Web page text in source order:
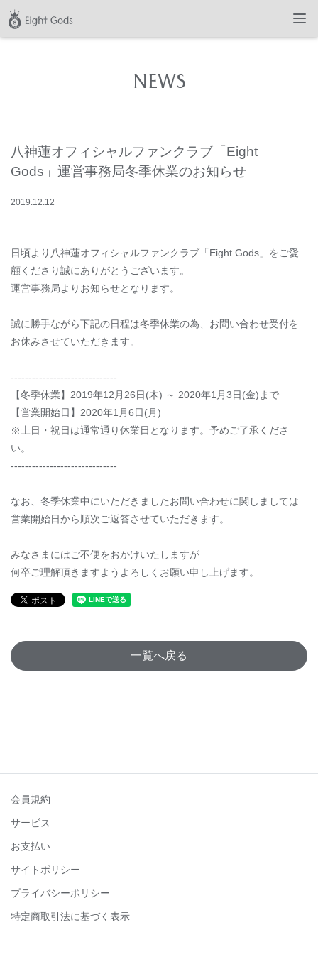
NEWS
八神蓮オフィシャルファンクラブ「Eight
Gods」運営事務局冬季休業のお知らせ
2019.12.12
日頃より八神蓮オフィシャルファンクラブ「Eight Gods」をご愛
顧くださり誠にありがとうございます。
運営事務局よりお知らせとなります。
誠に勝手ながら下記の日程は冬季休業の為、お問い合わせ受付を
お休みさせていただきます。
------------------------------
【冬季休業】2019年12月26日(木) ～ 2020年1月3日(金)まで
【営業開始日】2020年1月6日(月)
※土日・祝日は通常通り休業日となります。予めご了承くださ
い。
------------------------------
なお、冬季休業中にいただきましたお問い合わせに関しましては
営業開始日から順次ご返答させていただきます。
みなさまにはご不便をおかけいたしますが
何卒ご理解頂きますようよろしくお願い申し上げます。
一覧へ戻る
会員規約
サービス
お支払い
サイトポリシー
プライバシーポリシー
特定商取引法に基づく表示